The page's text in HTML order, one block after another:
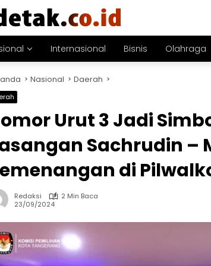
Internasional Bisnis Olahraga
Nasional Daerah
Urut 3 Jadi
Sachrudin –
di
Redaksi
2 Min Baca
23/09/2024